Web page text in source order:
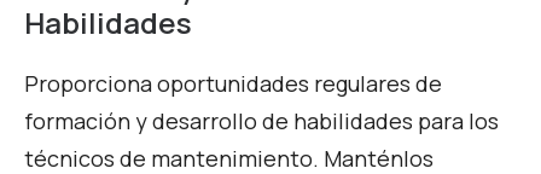
Habilidades
Proporciona oportunidades regulares de
formación y desarrollo de habilidades para los
técnicos de mantenimiento. Manténlos